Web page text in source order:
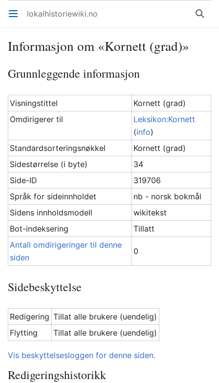
Åpne hovedmenyen lokalhistoriewiki.no Søk
Informasjon om «Kornett (grad)»
Grunnleggende informasjon
Visningstittel
Kornett (grad)
Omdirigerer til
Leksikon:Kornett
(info)
Standardsorteringsnøkkel
Kornett (grad)
Sidestørrelse (i byte)
34
Side-ID
319706
Språk for sideinnholdet
nb - norsk bokmål
Sidens innholdsmodell
wikitekst
Bot-indeksering
Tillatt
Antall omdirigeringer til denne
siden
0
Sidebeskyttelse
Redigering Tillat alle brukere (uendelig)
Flytting
Tillat alle brukere (uendelig)
Vis beskyttelsesloggen for denne siden.
Redigeringshistorikk